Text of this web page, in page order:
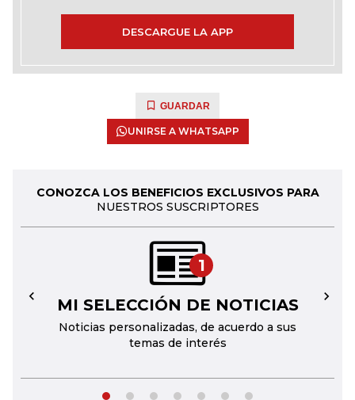
DESCARGUE LA APP
GUARDAR
UNIRSE A WHATSAPP
CONOZCA LOS BENEFICIOS EXCLUSIVOS PARA
NUESTROS SUSCRIPTORES
1
MI SELECCIÓN DE NOTICIAS
Noticias personalizadas, de acuerdo a sus
temas de interés
← →